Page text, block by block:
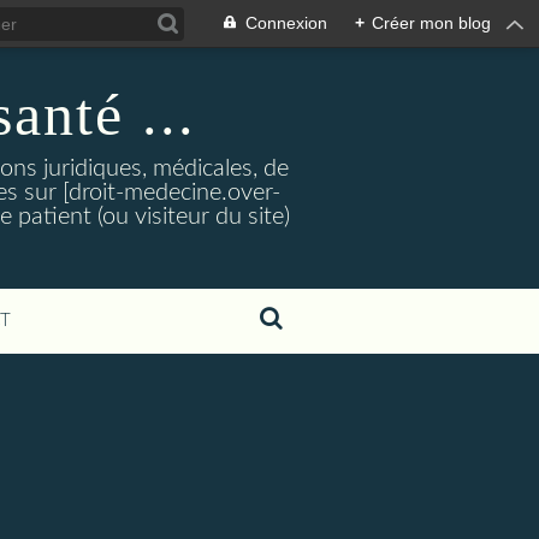
Connexion + Créer mon blog
...
juridiques, médicales, de
sur [droit-medecine.over-
patient (ou visiteur du site)